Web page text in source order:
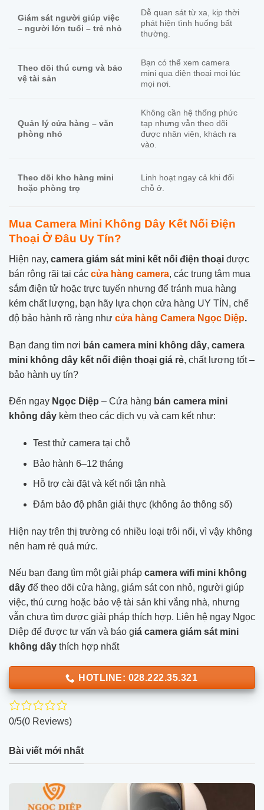
Giám sát người giúp việc
– người lớn tuổi – trẻ nhỏ
Dễ quan sát từ xa, kịp thời
phát hiện tình huống bất
thường.
Theo dõi thú cưng và bảo
vệ tài sản
Bạn có thể xem camera
mini qua điện thoại mọi lúc
mọi nơi.
Quản lý cửa hàng – văn
phòng nhỏ
Không cần hệ thống phức
tạp nhưng vẫn theo dõi
được nhân viên, khách ra
vào.
Theo dõi kho hàng mini
hoặc phòng trọ
Linh hoạt ngay cả khi đổi
chỗ ở.
Mua Camera Mini Không Dây Kết Nối Điện
Thoại Ở Đâu Uy Tín?
Hiện nay, camera giám sát mini kết nối điện thoại được
bán rộng rãi tại các cửa hàng camera, các trung tâm mua
sắm điện tử hoặc trực tuyến nhưng để tránh mua hàng
kém chất lượng, bạn hãy lựa chọn cửa hàng UY TÍN, chế
độ bảo hành rõ ràng như cửa hàng Camera Ngọc Diệp.
Bạn đang tìm nơi bán camera mini không dây, camera
mini không dây kết nối điện thoại giá rẻ, chất lượng tốt –
bảo hành uy tín?
Đến ngay Ngọc Diệp – Cửa hàng bán camera mini
không dây kèm theo các dịch vụ và cam kết như:
Test thử camera tại chỗ
Bảo hành 6–12 tháng
Hỗ trợ cài đặt và kết nối tận nhà
Đảm bảo độ phân giải thực (không ảo thông số)
Hiện nay trên thị trường có nhiều loại trôi nổi, vì vậy không
nên ham rẻ quá mức.
Nếu bạn đang tìm một giải pháp camera wifi mini không
dây để theo dõi cửa hàng, giám sát con nhỏ, người giúp
việc, thú cưng hoặc bảo vệ tài sản khi vắng nhà, nhưng
vẫn chưa tìm được giải pháp thích hợp. Liên hệ ngay Ngọc
Diệp để được tư vấn và báo giá camera giám sát mini
không dây thích hợp nhất
HOTLINE: 028.222.35.321
0/5(0 Reviews)
Bài viết mới nhất